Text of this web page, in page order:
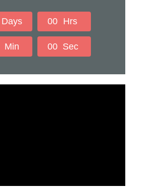
Days 00 Hrs
Min 00 Sec